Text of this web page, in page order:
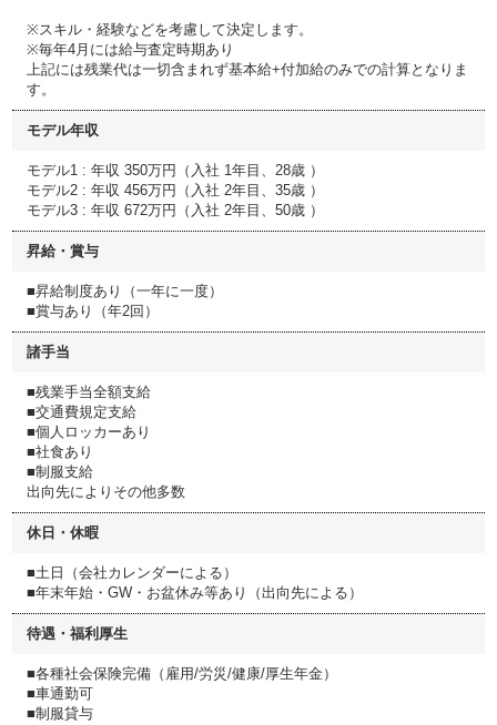
※スキル・経験などを考慮して決定します。
※毎年4月には給与査定時期あり
上記には残業代は一切含まれず基本給+付加給のみでの計算となりま
す。
モデル年収
モデル1 : 年収 350万円（入社 1年目、28歳 ）
モデル2 : 年収 456万円（入社 2年目、35歳 ）
モデル3 : 年収 672万円（入社 2年目、50歳 ）
昇給・賞与
■昇給制度あり（一年に一度）
■賞与あり（年2回）
諸手当
■残業手当全額支給
■交通費規定支給
■個人ロッカーあり
■社食あり
■制服支給
出向先によりその他多数
休日・休暇
■土日（会社カレンダーによる）
■年末年始・GW・お盆休み等あり（出向先による）
待遇・福利厚生
■各種社会保険完備（雇用/労災/健康/厚生年金）
■車通勤可
■制服貸与